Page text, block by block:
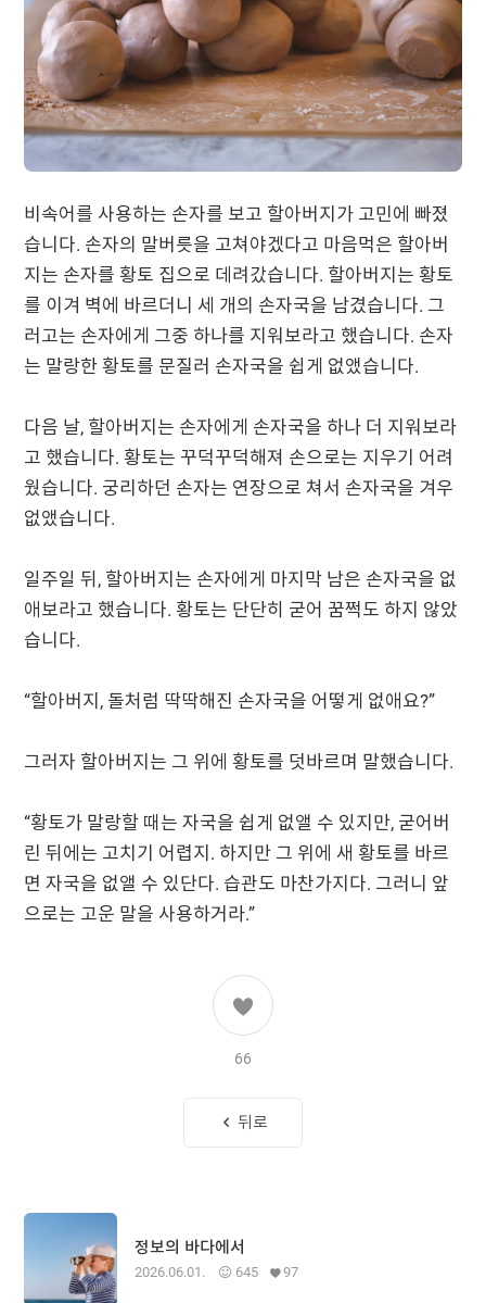
비속어를 사용하는 손자를 보고 할아버지가 고민에 빠졌
습니다. 손자의 말버릇을 고쳐야겠다고 마음먹은 할아버
지는 손자를 황토 집으로 데려갔습니다. 할아버지는 황토
를 이겨 벽에 바르더니 세 개의 손자국을 남겼습니다. 그
러고는 손자에게 그중 하나를 지워보라고 했습니다. 손자
는 말랑한 황토를 문질러 손자국을 쉽게 없앴습니다.
다음 날, 할아버지는 손자에게 손자국을 하나 더 지워보라
고 했습니다. 황토는 꾸덕꾸덕해져 손으로는 지우기 어려
웠습니다. 궁리하던 손자는 연장으로 쳐서 손자국을 겨우
없앴습니다.
일주일 뒤, 할아버지는 손자에게 마지막 남은 손자국을 없
애보라고 했습니다. 황토는 단단히 굳어 꿈쩍도 하지 않았
습니다.
“할아버지, 돌처럼 딱딱해진 손자국을 어떻게 없애요?”
그러자 할아버지는 그 위에 황토를 덧바르며 말했습니다.
“황토가 말랑할 때는 자국을 쉽게 없앨 수 있지만, 굳어버
린 뒤에는 고치기 어렵지. 하지만 그 위에 새 황토를 바르
면 자국을 없앨 수 있단다. 습관도 마찬가지다. 그러니 앞
으로는 고운 말을 사용하거라.”
66
뒤로
정보의 바다에서
2026.06.01. 645 97